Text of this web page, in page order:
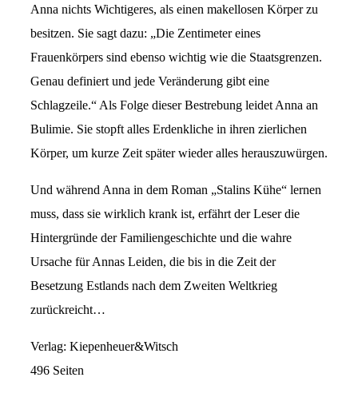
Anna nichts Wichtigeres, als einen makellosen Körper zu
besitzen. Sie sagt dazu: „Die Zentimeter eines
Frauenkörpers sind ebenso wichtig wie die Staatsgrenzen.
Genau definiert und jede Veränderung gibt eine
Schlagzeile.“ Als Folge dieser Bestrebung leidet Anna an
Bulimie. Sie stopft alles Erdenkliche in ihren zierlichen
Körper, um kurze Zeit später wieder alles herauszuwürgen.
Und während Anna in dem Roman „Stalins Kühe“ lernen
muss, dass sie wirklich krank ist, erfährt der Leser die
Hintergründe der Familiengeschichte und die wahre
Ursache für Annas Leiden, die bis in die Zeit der
Besetzung Estlands nach dem Zweiten Weltkrieg
zurückreicht…
Verlag: Kiepenheuer&Witsch
496 Seiten